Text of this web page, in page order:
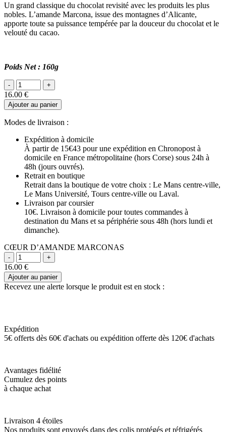
Un grand classique du chocolat revisité avec les produits les plus
nobles. L’amande Marcona, issue des montagnes d’Alicante,
apporte toute sa puissance tempérée par la douceur du chocolat et le
velouté du cacao.
Poids Net : 160g
16.00 €
Ajouter au panier
Modes de livraison :
Expédition à domicile
À partir de 15€43 pour une expédition en Chronopost à
domicile en France métropolitaine (hors Corse) sous 24h à
48h (jours ouvrés).
Retrait en boutique
Retrait dans la boutique de votre choix : Le Mans centre-ville,
Le Mans Université, Tours centre-ville ou Laval.
Livraison par coursier
10€. Livraison à domicile pour toutes commandes à
destination du Mans et sa périphérie sous 48h (hors lundi et
dimanche).
CŒUR D’AMANDE MARCONAS
16.00 €
Ajouter au panier
Recevez une alerte lorsque le produit est en stock :
Expédition
5€ offerts dès 60€ d'achats ou expédition offerte dès 120€ d'achats
Avantages fidélité
Cumulez des points
à chaque achat
Livraison 4 étoiles
Nos produits sont envoyés dans des colis protégés et réfrigérés